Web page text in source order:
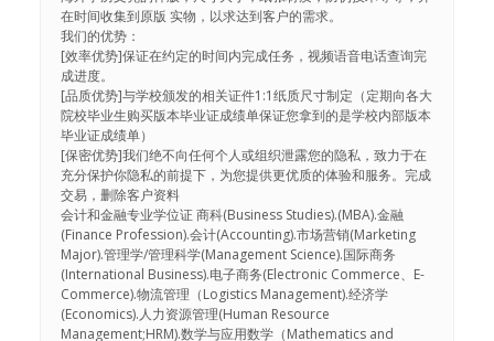
在时间收集到原版 实物，以求达到客户的需求。
我们的优势：
[效率优势]保证在约定的时间内完成任务，视频语音电话查询完
成进度。
[品质优势]与学校颁发的相关证件1:1纸质尺寸制定（定期向各大
院校毕业生购买版本毕业证成绩单保证您拿到的是学校内部版本
毕业证成绩单）
[保密优势]我们绝不向任何个人或组织泄露您的隐私，致力于在
充分保护你隐私的前提下，为您提供更优质的体验和服务。完成
交易，删除客户资料
会计和金融专业学位证 商科(Business Studies).(MBA).金融
(Finance Profession).会计(Accounting).市场营销(Marketing
Major).管理学/管理科学(Management Science).国际商务
(International Business).电子商务(Electronic Commerce、E-
Commerce).物流管理（Logistics Management).经济学
(Economics).人力资源管理(Human Resource
Management;HRM).数学与应用数学（Mathematics and